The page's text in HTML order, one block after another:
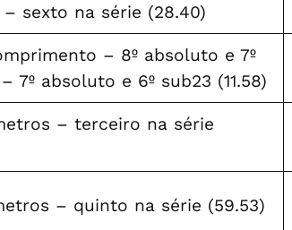
sexto na série (28.40)
– 8º absoluto e 7º
7º absoluto e 6º sub23 (11.58)
– terceiro na série
– quinto na série (59.53)